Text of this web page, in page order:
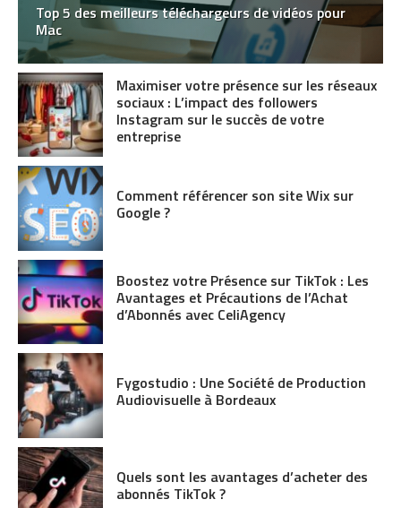
Top 5 des meilleurs téléchargeurs de vidéos pour
Mac
Maximiser votre présence sur les réseaux
sociaux : L’impact des followers
Instagram sur le succès de votre
entreprise
Comment référencer son site Wix sur
Google ?
Boostez votre Présence sur TikTok : Les
Avantages et Précautions de l’Achat
d’Abonnés avec CeliAgency
Fygostudio : Une Société de Production
Audiovisuelle à Bordeaux
Quels sont les avantages d’acheter des
abonnés TikTok ?